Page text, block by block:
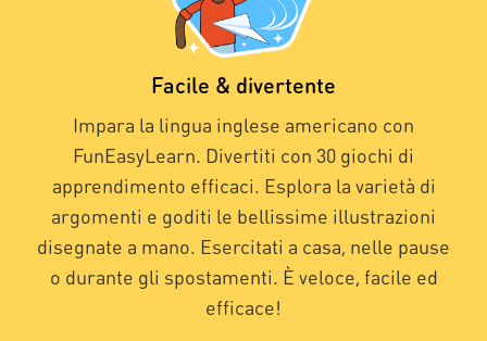
Facile & divertente
Impara la lingua inglese americano con
FunEasyLearn. Divertiti con 30 giochi di
apprendimento efficaci. Esplora la varietà di
argomenti e goditi le bellissime illustrazioni
disegnate a mano. Esercitati a casa, nelle pause
o durante gli spostamenti. È veloce, facile ed
efficace!